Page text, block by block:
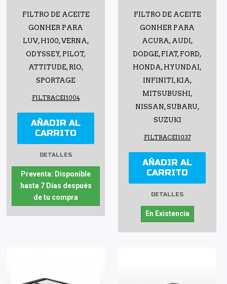
FILTRO DE ACEITE
GONHER PARA
LUV, H100, VERNA,
ODYSSEY, PILOT,
ATTITUDE, RIO,
SPORTAGE
FILTRACEI1004
AÑADIR AL
CARRITO
DETALLES
Preventa: Disponible
hasta 7 Días después
de tu compra
FILTRO DE ACEITE
GONHER PARA
ACURA, AUDI,
DODGE, FIAT, FORD,
HONDA, HYUNDAI,
INFINITI, KIA,
MITSUBUSHI,
NISSAN, SUBARU,
SUZUKI
FILTRACEI1037
AÑADIR AL
CARRITO
DETALLES
En Existencia